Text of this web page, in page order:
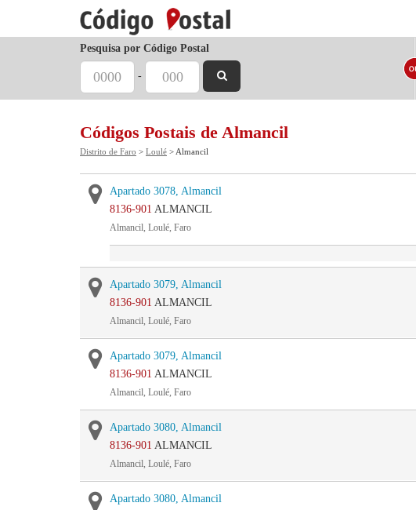
Pesquisa por Código Postal
-
Códigos Postais de Almancil
Distrito de Faro > Loulé > Almancil
Apartado 3078, Almancil
8136-901 ALMANCIL
Almancil, Loulé, Faro
Apartado 3079, Almancil
8136-901 ALMANCIL
Almancil, Loulé, Faro
Apartado 3079, Almancil
8136-901 ALMANCIL
Almancil, Loulé, Faro
Apartado 3080, Almancil
8136-901 ALMANCIL
Almancil, Loulé, Faro
Apartado 3080, Almancil